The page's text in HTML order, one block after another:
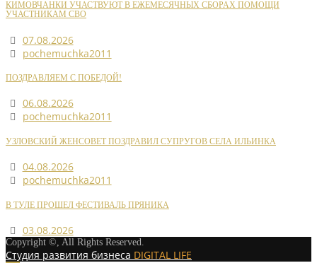
КИМОВЧАНКИ УЧАСТВУЮТ В ЕЖЕМЕСЯЧНЫХ СБОРАХ ПОМОЩИ
УЧАСТНИКАМ СВО
07.08.2026
pochemuchka2011
ПОЗДРАВЛЯЕМ С ПОБЕДОЙ!
06.08.2026
pochemuchka2011
УЗЛОВСКИЙ ЖЕНСОВЕТ ПОЗДРАВИЛ СУПРУГОВ СЕЛА ИЛЬИНКА
04.08.2026
pochemuchka2011
В ТУЛЕ ПРОШЕЛ ФЕСТИВАЛЬ ПРЯНИКА
03.08.2026
Copyright ©, All Rights Reserved.
Студия развития бизнеса DIGITAL LIFE